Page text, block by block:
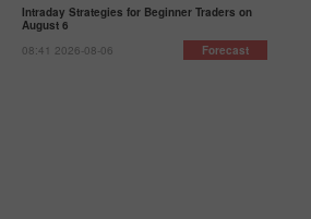
Intraday Strategies for Beginner Traders on
August 6
08:41 2026-08-06
Forecast